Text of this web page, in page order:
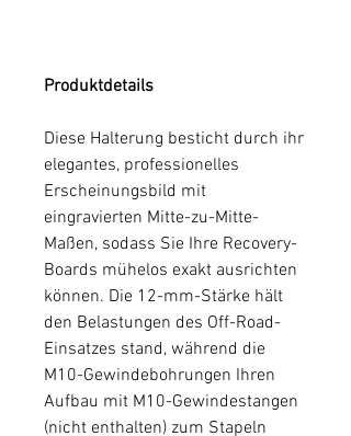
Produktdetails
Diese Halterung besticht durch ihr
elegantes, professionelles
Erscheinungsbild mit
eingravierten Mitte-zu-Mitte-
Maßen, sodass Sie Ihre Recovery-
Boards mühelos exakt ausrichten
können. Die 12-mm-Stärke hält
den Belastungen des Off-Road-
Einsatzes stand, während die
M10-Gewindebohrungen Ihren
Aufbau mit M10-Gewindestangen
(nicht enthalten) zum Stapeln